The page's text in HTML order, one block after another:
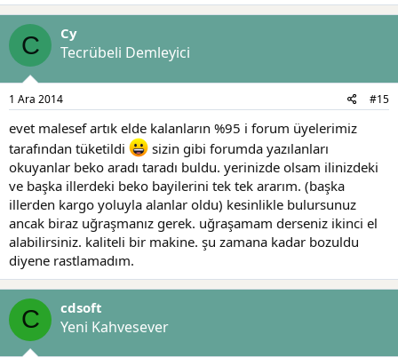
C Cy
Tecrübeli Demleyici
1 Ara 2014 #15
evet malesef artık elde kalanların %95 i forum üyelerimiz
tarafından tüketildi
sizin gibi forumda yazılanları
okuyanlar beko aradı taradı buldu. yerinizde olsam ilinizdeki
ve başka illerdeki beko bayilerini tek tek ararım. (başka
illerden kargo yoluyla alanlar oldu) kesinlikle bulursunuz
ancak biraz uğraşmanız gerek. uğraşamam derseniz ikinci el
alabilirsiniz. kaliteli bir makine. şu zamana kadar bozuldu
diyene rastlamadım.
C cdsoft
Yeni Kahvesever